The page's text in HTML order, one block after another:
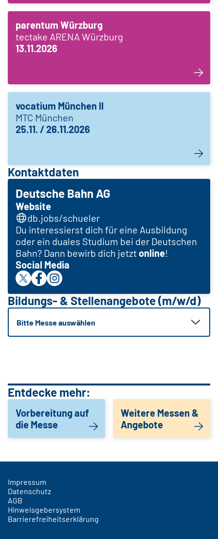
parentum Würzburg
tectake ARENA Würzburg
13.11.2026
vocatium München II
MTC München
25.11. / 26.11.2026
Kontaktdaten
Deutsche Bahn AG
Website
db.jobs/schueler
Du interessierst dich für eine Ausbildung
oder ein duales Studium bei der Deutschen
Bahn? Dann bewirb dich jetztonline!
Social Media
Bildungs- & Stellenangebote (m/w/d)
Bitte Messe auswählen
Entdecke mehr:
Vorbereitung auf
die Messe
Weitere Messen &
Angebote
Impressum
Datenschutz
AGB
Hinweisgebersystem
Barrierefreiheitserklärung